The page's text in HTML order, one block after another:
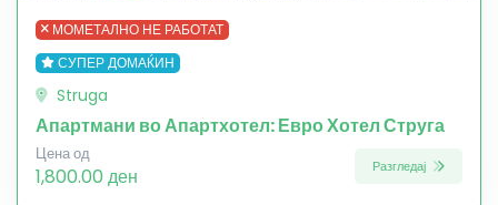
МОМЕТАЛНО НЕ РАБОТАТ
СУПЕР ДОМАЌИН
Struga
Апартмани во Апартхотел: Евро Хотел Струга
Цена од
1,800.00 ден Разгледај